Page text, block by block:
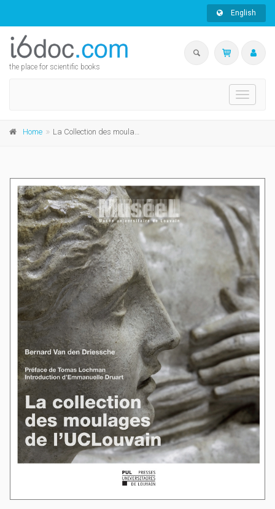
English
the place for scientific books
Toggle
Home La Collection des moulages de l'UCLouvain